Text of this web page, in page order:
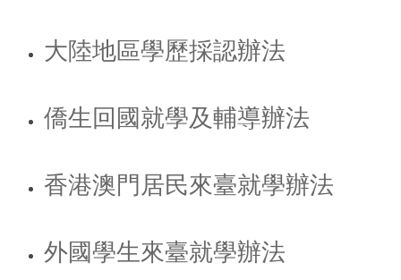
大陸地區學歷採認辦法
僑生回國就學及輔導辦法
香港澳門居民來臺就學辦法
外國學生來臺就學辦法